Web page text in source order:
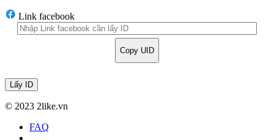
Link facebook
Copy UID
Lấy ID
© 2023 2like.vn
FAQ